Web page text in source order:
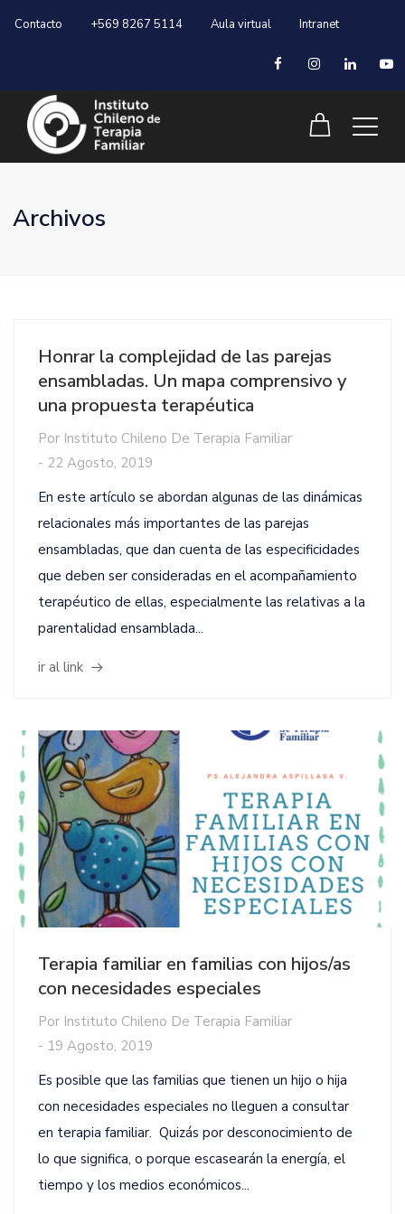
Contacto +569 8267 5114 Aula virtual Intranet
Archivos
Honrar la complejidad de las parejas
ensambladas. Un mapa comprensivo y
una propuesta terapéutica
Por Instituto Chileno De Terapia Familiar
- 22 Agosto, 2019
En este artículo se abordan algunas de las dinámicas
relacionales más importantes de las parejas
ensambladas, que dan cuenta de las especificidades
que deben ser consideradas en el acompañamiento
terapéutico de ellas, especialmente las relativas a la
parentalidad ensamblada...
ir al link
Terapia familiar en familias con hijos/as
con necesidades especiales
Por Instituto Chileno De Terapia Familiar
- 19 Agosto, 2019
Es posible que las familias que tienen un hijo o hija
con necesidades especiales no lleguen a consultar
en terapia familiar. Quizás por desconocimiento de
lo que significa, o porque escasearán la energía, el
tiempo y los medios económicos...